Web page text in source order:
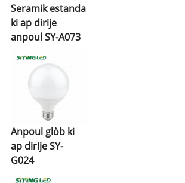
Seramik estanda
ki ap dirije
anpoul SY-A073
Anpoul glòb ki
ap dirije SY-
G024